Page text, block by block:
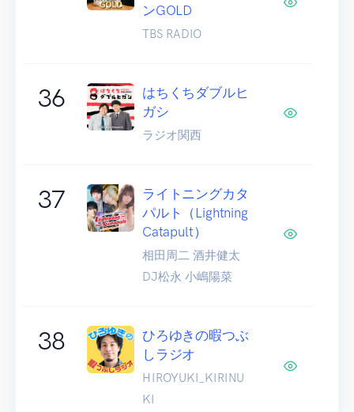
ンGOLD
TBS RADIO
36
はちくちダブルヒ
ガシ
ラジオ関西
37
ライトニングカタ
パルト（Lightning
Catapult）
相田周二 酒井健太
DJ松永 小嶋陽菜
38
ひろゆきの暇つぶ
しラジオ
HIROYUKI_KIRINU
KI